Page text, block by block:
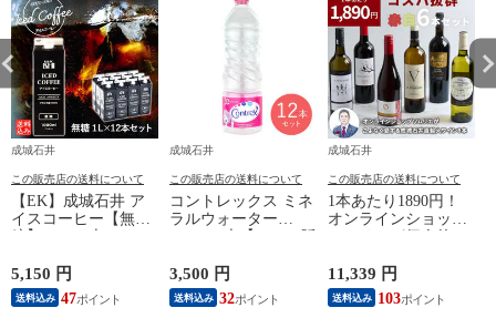
成城石井
この販売店の送料について
【EK】成城石井 ア
イスコーヒー【無
紙パック 業務用【ケ
ース販売】
5,150 円
送料込み 47
成城石井
この販売店の送料について
コントレックス ミネ
ラルウォーター
3,500 円
送料込み 32
成城石井
この販売店の送料について
1本あたり1890円！
オンラインショップ
輸入赤白ワイン 6本
セット 【成城石井の
マストバイ！】
11,339 円
送料込み 103